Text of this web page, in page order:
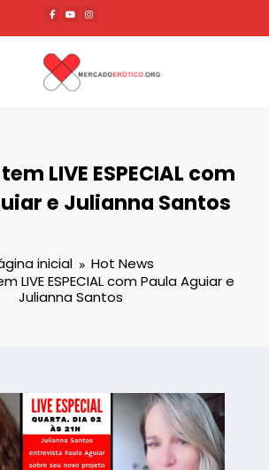
LIVE ESPECIAL com
e Julianna Santos
inicial
Hot News
LIVE ESPECIAL com Paula Aguiar e
Julianna Santos